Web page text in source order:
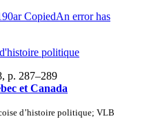
CopiedAn error has
politique
, p. 287–289
et Canada
d’histoire politique; VLB